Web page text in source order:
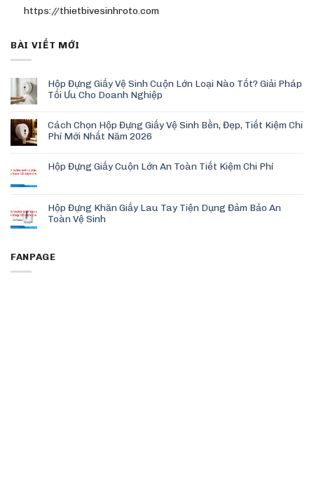
https://thietbivesinhroto.com
BÀI VIẾT MỚI
Hộp Đựng Giấy Vệ Sinh Cuộn Lớn Loại Nào Tốt? Giải Pháp
Tối Ưu Cho Doanh Nghiệp
Cách Chọn Hộp Đựng Giấy Vệ Sinh Bền, Đẹp, Tiết Kiệm Chi
Phí Mới Nhất Năm 2026
Hộp Đựng Giấy Cuộn Lớn An Toàn Tiết Kiệm Chi Phí
Hộp Đựng Khăn Giấy Lau Tay Tiện Dụng Đảm Bảo An
Toàn Vệ Sinh
FANPAGE